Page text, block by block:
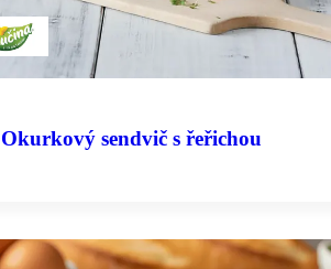
Okurkový sendvič s řeřichou